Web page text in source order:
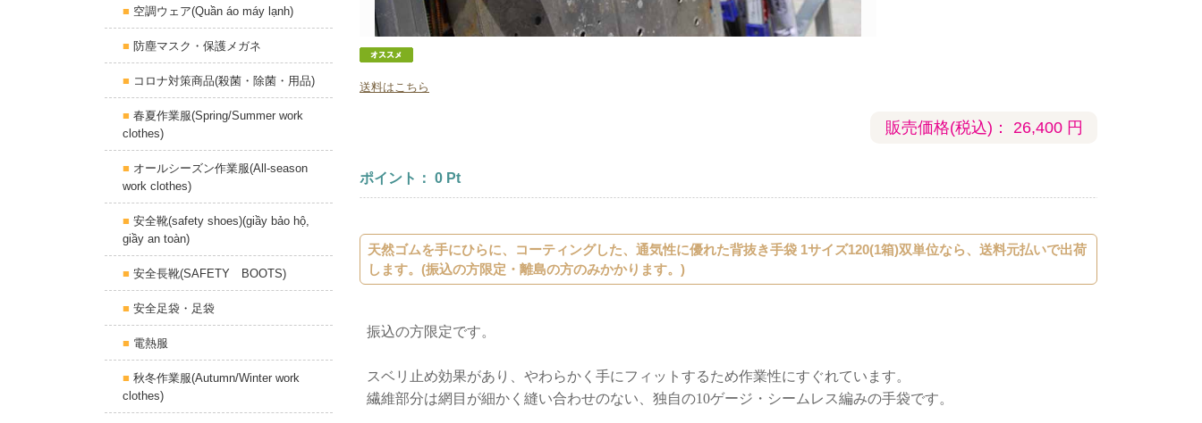
送料はこちら
販売価格(税込)： 26,400円
ポイント： 0 Pt
天然ゴムを手にひらに、コーティングした、通気性に優れた背抜き手袋 1サイズ120(1箱)双単位なら、送料元払いで出荷
します。(振込の方限定・離島の方のみかかります。)
振込の方限定です。
スベリ止め効果があり、やわらかく手にフィットするため作業性にすぐれています。
繊維部分は網目が細かく縫い合わせのない、独自の10ゲージ・シームレス編みの手袋です。
空調ウェア(Quần áo máy lạnh)
防塵マスク・保護メガネ
コロナ対策商品(殺菌・除菌・用品)
春夏作業服(Spring/Summer work
clothes)
オールシーズン作業服(All-season
work clothes)
安全靴(safety shoes)(giầy bảo hộ,
giầy an toàn)
安全長靴(SAFETY BOOTS)
安全足袋・足袋
電熱服
秋冬作業服(Autumn/Winter work
clothes)